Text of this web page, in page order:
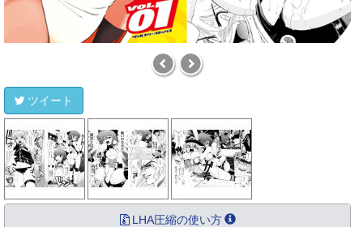
ツイート
LHA圧縮の使い方